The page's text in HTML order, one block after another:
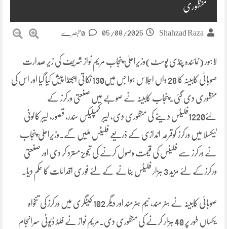
منظوری
Shahzad Raza
05/08/2025
لاہور (نمائندہ پنڈی پوسٹ)وزیراعلیٰ پنجاب مریم نواز شریف کی زیر صدارت
صوبائی کابینہ کا 28 واں اجلاس ہوا جس میں130 نکاتی ایجنڈا پیش کیا گیا اور اس کی
منظوری دی گئی۔پنجاب کابینہ نے صوبے میں صنعتی ورکرز کے
لئے1220فلیٹس دینے کی منظوری دی، لیبر کمپلیکس سندر، قصور، لیبر کالونی
ٹیکسلا میں ورکرز کوقرعہ اندازی کے ذریعے فلیٹس ملیں گے۔وزیراعلیٰ پنجاب
نے ورکرز سے فلیٹس کی قیمت وصول کرنے کی تجویز مسترد کر دی اور صنعتی
ورکرزکے لئے مزید 3 ہزار فلیٹس بنانے کے لئے فوری اقدامات کا حکم دیا۔
صوبائی کابینہ نے ہنر مند، نیم ہنرمند اور دیگر 102 کیٹگری میں ورکرز کی تنخواہ
یکساں طور پر 40 ہزار کرنے کی منظوری دی۔مریم نواز نے فلڈ ڈیوٹی سرانجام